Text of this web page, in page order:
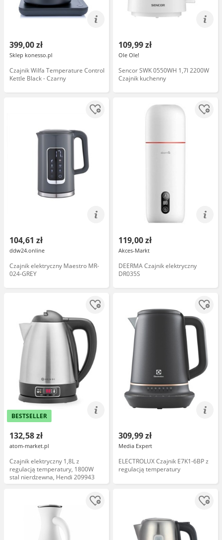
399,00 zł
Sklep konesso.pl
Czajnik Wilfa Temperature Control
Kettle Black - Czarny
109,99 zł
Ole Ole!
Sencor SWK 0550WH 1,7l 2200W
Czajnik kuchenny
104,61 zł
ddw24.online
Czajnik elektryczny Maestro MR-
024-GREY
119,00 zł
Akces-Markt
DEERMA Czajnik elektryczny
DR035S
BESTSELLER
132,58 zł
atom-market.pl
Czajnik elektryczny 1,8L z
regulacją temperatury, 1800W
stal nierdzewna, Hendi 209943
309,99 zł
Media Expert
ELECTROLUX Czajnik E7K1-6BP z
regulacją temperatury